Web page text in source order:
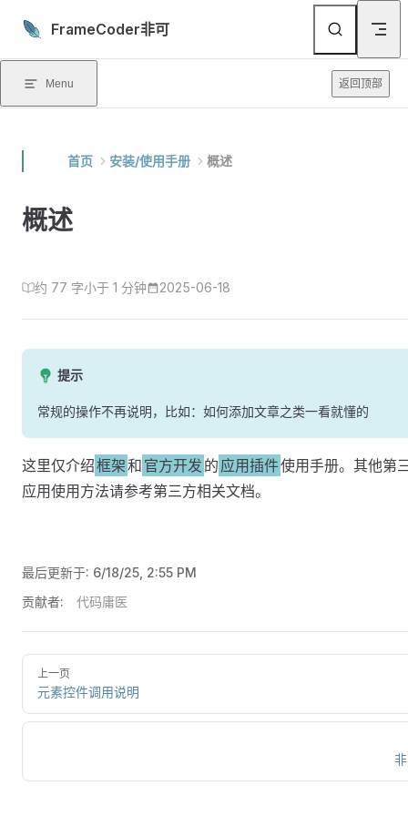
Skip to content
FrameCoder非可
Menu 返回顶部
首页 安装/使用手册 概述
概述
约 77 字小于 1 分钟 2025-06-18
提示
常规的操作不再说明，比如：如何添加文章之类一看就懂的
这里仅介绍框架和 官方开发 的 应用插件使用手册。其他第
应用使用方法请参考第三方相关文档。
最后更新于: 6/18/25, 2:55 PM
贡献者:
代码庸医
上一页
元素控件调用说明